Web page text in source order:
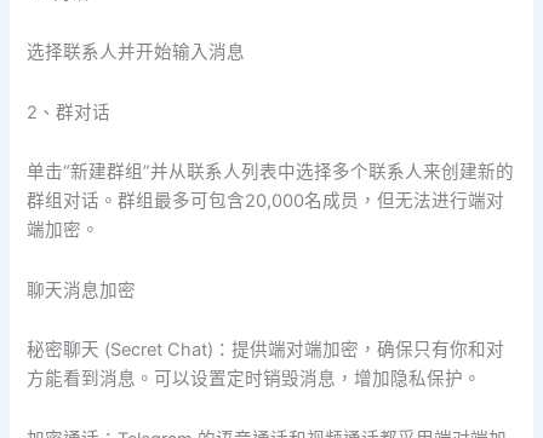
选择联系人并开始输入消息
2、群对话
单击“新建群组”并从联系人列表中选择多个联系人来创建新的
群组对话。群组最多可包含20,000名成员，但无法进行端对
端加密。
聊天消息加密
秘密聊天 (Secret Chat)：提供端对端加密，确保只有你和对
方能看到消息。可以设置定时销毁消息，增加隐私保护。